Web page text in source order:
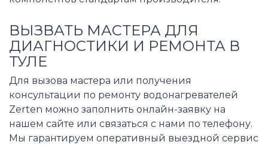
ВЫЗВАТЬ МАСТЕРА ДЛЯ
ДИАГНОСТИКИ И РЕМОНТА В
ТУЛЕ
Для вызова мастера или получения
консультации по ремонту водонагревателей
Zerten можно заполнить онлайн-заявку на
нашем сайте или связаться с нами по телефону.
Мы гарантируем оперативный выездной сервис